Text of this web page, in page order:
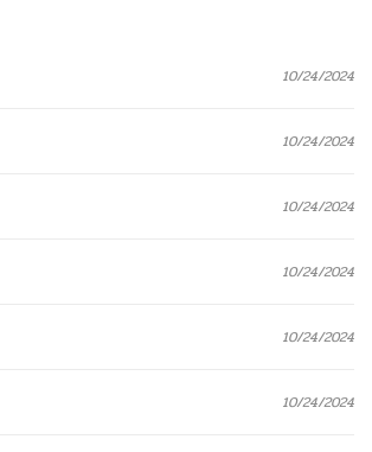
10/24/2024
10/24/2024
10/24/2024
10/24/2024
10/24/2024
10/24/2024